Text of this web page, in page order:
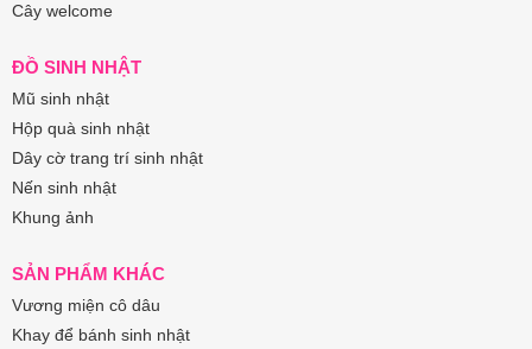
Cây welcome
ĐỒ SINH NHẬT
Mũ sinh nhật
Hộp quà sinh nhật
Dây cờ trang trí sinh nhật
Nến sinh nhật
Khung ảnh
SẢN PHẨM KHÁC
Vương miện cô dâu
Khay để bánh sinh nhật